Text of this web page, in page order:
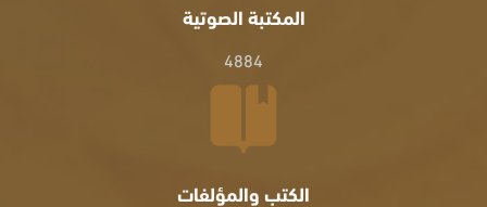
المكتبة الصوتية
4884
الكتب والمؤلفات